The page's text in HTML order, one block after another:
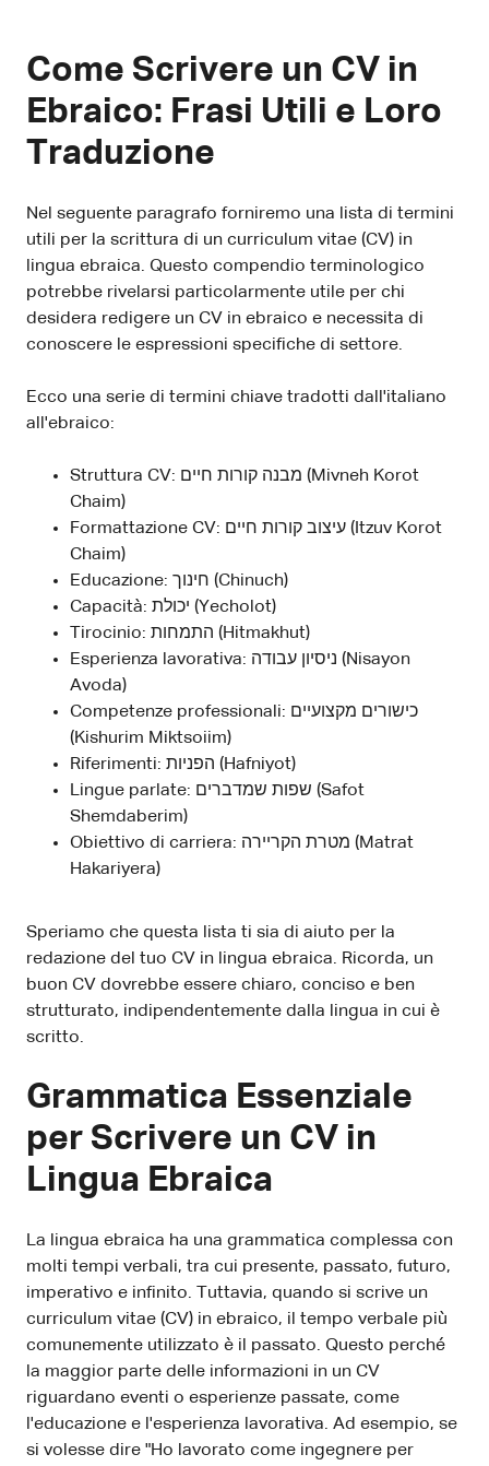
Come Scrivere un CV in
Ebraico: Frasi Utili e Loro
Traduzione
Nel seguente paragrafo forniremo una lista di termini
utili per la scrittura di un curriculum vitae (CV) in
lingua ebraica. Questo compendio terminologico
potrebbe rivelarsi particolarmente utile per chi
desidera redigere un CV in ebraico e necessita di
conoscere le espressioni specifiche di settore.
Ecco una serie di termini chiave tradotti dall'italiano
all'ebraico:
Struttura CV: מבנה קורות חיים (Mivneh Korot
Chaim)
Formattazione CV: עיצוב קורות חיים (Itzuv Korot
Chaim)
Educazione: חינוך (Chinuch)
Capacità: יכולת (Yecholot)
Tirocinio: התמחות (Hitmakhut)
Esperienza lavorativa: ניסיון עבודה (Nisayon
Avoda)
Competenze professionali: כישורים מקצועיים
(Kishurim Miktsoiim)
Riferimenti: הפניות (Hafniyot)
Lingue parlate: שפות שמדברים (Safot
Shemdaberim)
Obiettivo di carriera: מטרת הקריירה (Matrat
Hakariyera)
Speriamo che questa lista ti sia di aiuto per la
redazione del tuo CV in lingua ebraica. Ricorda, un
buon CV dovrebbe essere chiaro, conciso e ben
strutturato, indipendentemente dalla lingua in cui è
scritto.
Grammatica Essenziale
per Scrivere un CV in
Lingua Ebraica
La lingua ebraica ha una grammatica complessa con
molti tempi verbali, tra cui presente, passato, futuro,
imperativo e infinito. Tuttavia, quando si scrive un
curriculum vitae (CV) in ebraico, il tempo verbale più
comunemente utilizzato è il passato. Questo perché
la maggior parte delle informazioni in un CV
riguardano eventi o esperienze passate, come
l'educazione e l'esperienza lavorativa. Ad esempio, se
si volesse dire "Ho lavorato come ingegnere per